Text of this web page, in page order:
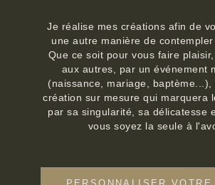
Je réalise mes créations afin de
une autre manière de
Que ce soit pour vous faire
aux autres, par un événement
(naissance, mariage, baptème...),
création sur mesure qui marquera
par sa singularité, sa délicatesse
vous soyez la seule à